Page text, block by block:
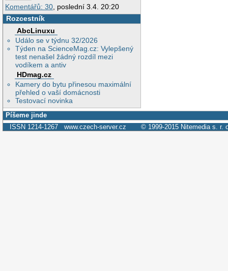
Komentářů: 30 , poslední 3.4. 20:20
Rozcestník
AbcLinuxu
Událo se v týdnu 32/2026
Týden na ScienceMag.cz: Vylepšený
test nenašel žádný rozdíl mezi
vodíkem a antiv
HDmag.cz
Kamery do bytu přinesou maximální
přehled o vaší domácnosti
Testovací novinka
Píšeme jinde
ISSN 1214-1267 www.czech-server.cz © 1999-2015 Nitemedia s. r.